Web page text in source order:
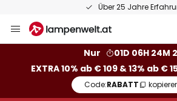
Über 25 Jahre
Inhalt
Nur
01D 06H 24M
EXTRA 10% ab € 109 & 13% ab €
Code:RABATT